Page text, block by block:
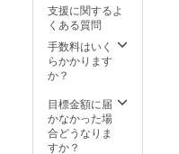
ty lady
さき
18.Migh
ty Hero
フロイ
19.Migh
ty Hero
ジョー
20.secr
のHero
ピー
ター 06.
ちびっ
こ大会
07.チビ
獅子マ
シュマ
ランダ
ム１つ
お選び
しま
す。 サ
像をご
覧くだ
さい。
名やバナー、
ニークネームや
名前も可）をお
送りください。
スポンサーボド
の完成はファン
デザイン作業に
取り掛かり、1ヶ
月後を目処に作
成し、皆さんに
が、下記の項目
をメールにてお
知らせいただけ
ますでしょう
か。 ※支援者様
は備考欄にて以
載ください。 ①
スポンサーボー
ドに掲載するロ
ゴマーク（ロゴ
支援に関するよ
くある質問
手数料はいく
らかかります
か？
目標金額に届
かなかった場
合どうなりま
すか？